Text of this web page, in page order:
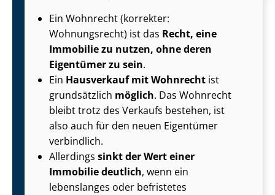
Ein Wohnrecht (korrekter:
Wohnungsrecht) ist das Recht, eine
Immobilie zu nutzen, ohne deren
Eigentümer zu sein.
Ein Hausverkauf mit Wohnrecht ist
grundsätzlich möglich. Das Wohnrecht
bleibt trotz des Verkaufs bestehen, ist
also auch für den neuen Eigentümer
verbindlich.
Allerdings sinkt der Wert einer
Immobilie deutlich, wenn ein
lebenslanges oder befristetes